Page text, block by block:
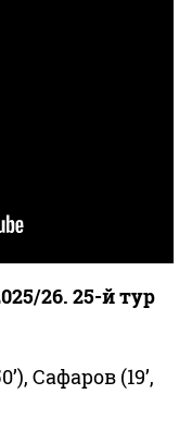
26. 25-й тур
Сафаров (19’,